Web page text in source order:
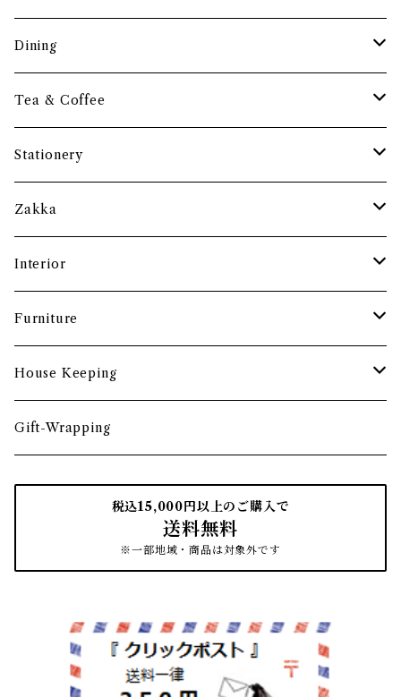
調理道具
保存容器・水筒
まな板
土鍋・お鍋まわり
Dining
皿・プレート
小鉢・器
グラス・タンブラー
酒器
食卓小物
カトラリー
箸・箸置き
Tea & Coffee
コーヒーアイテム
ポット
カップ・ソーサー・マグ
茶托・銘々皿
トレイ・コースター
お盆
茶筒
Stationery
ペーパーウェイト
ペントレー
ペーパーツール
文房具収納
遊印
インクパッド
Zakka
和ろうそく
ポーチ
Interior
バスケット
鏡・ミラー
フック
花器
Furniture
デスク・スツール
本棚・収納棚
House Keeping
たわし
ほうき
Gift-Wrapping
税込15,000円以上のご購入で
送料無料
※一部地域・商品は対象外です